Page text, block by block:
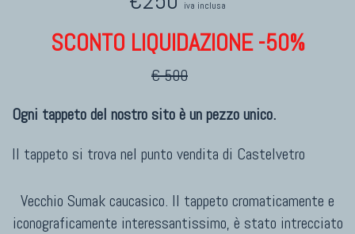
iva inclusa
SCONTO LIQUIDAZIONE -50%
€ 500
Ogni tappeto del nostro sito è un pezzo unico.
Il tappeto si trova nel punto vendita di Castelvetro
Vecchio Sumak caucasico. Il tappeto cromaticamente e
iconograficamente interessantissimo, è stato intrecciato